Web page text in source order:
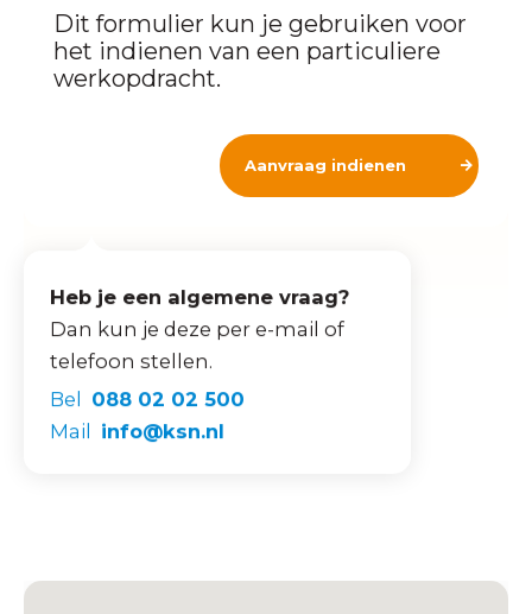
Dit formulier kun je gebruiken voor
het indienen van een particuliere
werkopdracht.
Aanvraag indienen
Heb je een algemene vraag?
Dan kun je deze per e-mail of
telefoon stellen.
Bel 088 02 02 500
Mail info@ksn.nl